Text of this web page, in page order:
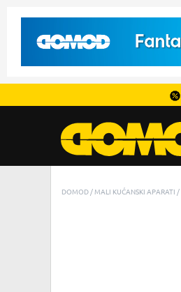
DOMOD MALI KUĆANSKI APARATI